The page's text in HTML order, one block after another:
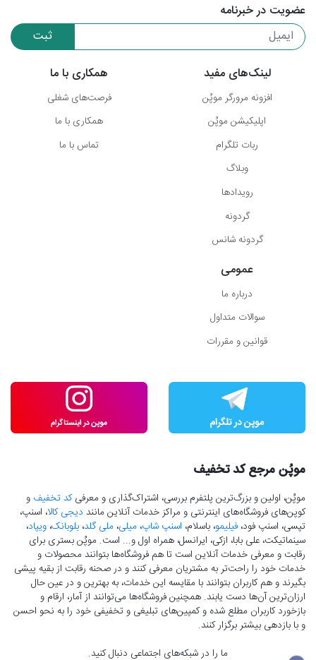
عضویت در خبرنامه
ثبت
لینک‌های مفید
افزونه مرورگر موپُن
اپلیکیشن موپُن
ربات تلگرام
وبلاگ
رویدادها
گردونه
گردونه شانس
همکاری با ما
فرصت‌های شغلی
همکاری با ما
تماس با ما
عمومی
درباره ما
سوالات متداول
قوانین و مقررات
موپُن مرجع کد تخفیف
موپُن، اولین و بزرگ‌ترین پلتفرم بررسی، اشتراک‌گذاری و معرفیکد تخفیف و
کوپن‌های فروشگاه‌های اینترنتی و مراکز خدمات آنلاین مانند دیجی کالا، اسنپ،
تپسی، اسنپ فود، فیلیمو، باسلام، اسنپ شاپ، میلی، ملی گلد، بلوبانک، ویپاد،
سینماتیکت، علی بابا، ازکی، ایرانسل، همراه اول و... است. موپُن بستری برای
رقابت و معرفی خدمات آنلاین است تا هم فروشگاه‌ها بتوانند محصولات و
خدمات خود را راحت‌تر به مشتریان معرفی کنند و در صحنه رقابت از بقیه پیشی
بگیرند و هم کاربران بتوانند با مقایسه این خدمات، به بهترین و در عین حال
ارزان‌ترین آن‌ها دست‌ یابند. همچنین فروشگاه‌ها می‌توانند از آمار، ارقام و
بازخورد کاربران مطلع شده و کمپین‌های تبلیغی و تخفیفی خود را به نحو احسن
و با بازدهی بیشتر برگزار کنند.
ما را در شبکه‌های اجتماعی دنبال کنید.